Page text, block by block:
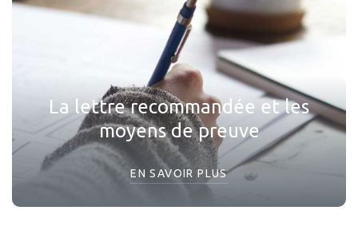
La lettre recommandée et les
moyens de preuve
EN SAVOIR PLUS